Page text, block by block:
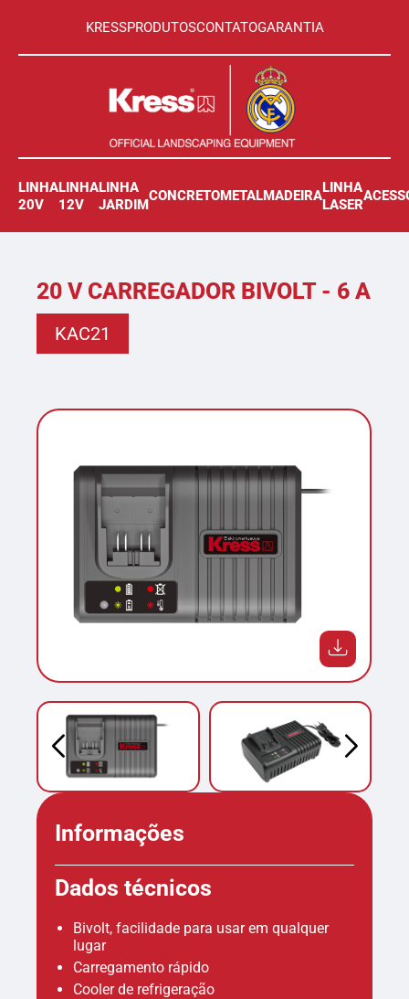
KRESSPRODUTOSCONTATOGARANTIA
LINHA
20V
LINHA
12V
LINHA
JARDIM
CONCRETOMETALMADEIRA
LINHA
LASER
20 V CARREGADOR BIVOLT - 6 A
KAC21
Informações
Dados técnicos
Bivolt, facilidade para usar em qualquer
lugar
Carregamento rápido
Cooler de refrigeração